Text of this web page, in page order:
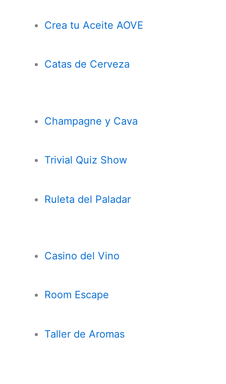
Crea tu Aceite AOVE
Catas de Cerveza
Champagne y Cava
Trivial Quiz Show
Ruleta del Paladar
Casino del Vino
Room Escape
Taller de Aromas